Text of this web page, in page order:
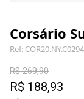
Corsário
Ref: COR20.NY.C0294
R$ 269,90
R$ 188,93